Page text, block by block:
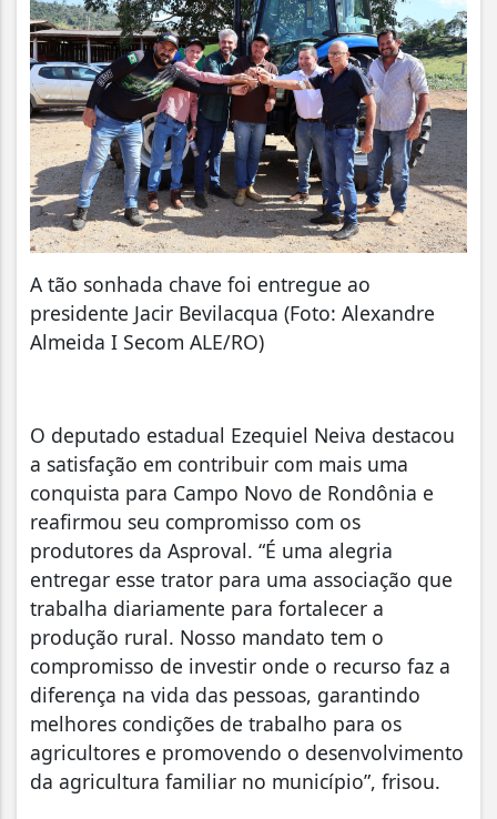
A tão sonhada chave foi entregue ao
presidente Jacir Bevilacqua (Foto: Alexandre
Almeida I Secom ALE/RO)
O deputado estadual Ezequiel Neiva destacou
a satisfação em contribuir com mais uma
conquista para Campo Novo de Rondônia e
reafirmou seu compromisso com os
produtores da Asproval. “É uma alegria
entregar esse trator para uma associação que
trabalha diariamente para fortalecer a
produção rural. Nosso mandato tem o
compromisso de investir onde o recurso faz a
diferença na vida das pessoas, garantindo
melhores condições de trabalho para os
agricultores e promovendo o desenvolvimento
da agricultura familiar no município”, frisou.